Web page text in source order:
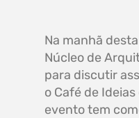
Na manhã
Núcleo de
para discutir
o Café de
evento tem